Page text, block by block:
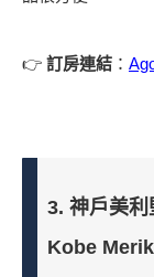
👉 訂房連結 ：
3. 神戶美
Kobe